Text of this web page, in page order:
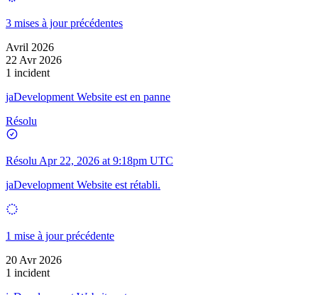
3 mises à jour précédentes
Avril 2026
22 Avr 2026
1 incident
jaDevelopment Website est en panne
Résolu
Résolu Apr 22, 2026 at 9:18pm UTC
jaDevelopment Website est rétabli.
1 mise à jour précédente
20 Avr 2026
1 incident